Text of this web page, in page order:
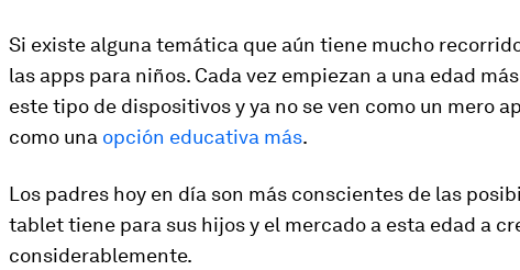
Si existe alguna temática que aún tiene mucho
las apps para niños. Cada vez empiezan a una edad
este tipo de dispositivos y ya no se ven como un mero
como una opción educativa más.
Los padres hoy en día son más conscientes de las
tablet tiene para sus hijos y el mercado a esta edad a
considerablemente.